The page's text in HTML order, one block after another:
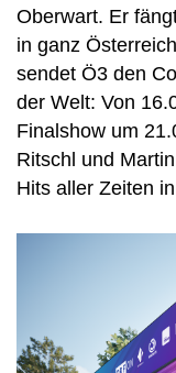
Oberwart. Er
in ganz
sendet Ö3 den
der Welt: Von
Finalshow um
Ritschl und
Hits aller Zeiten